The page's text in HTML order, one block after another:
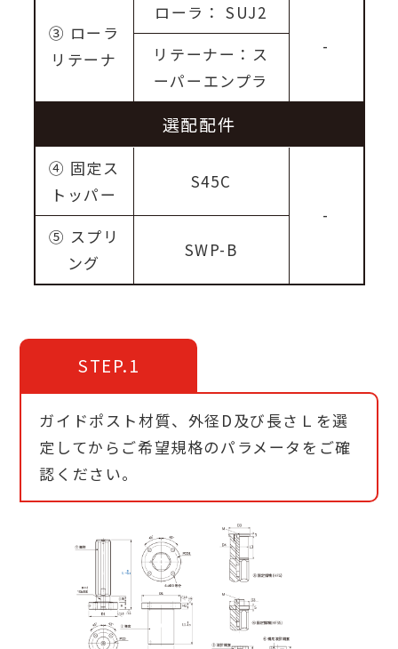
③ ローラ
リテーナ
ローラ： SUJ2
-
リテーナー：ス
ーパーエンプラ
選配配件
④ 固定ス
トッパー
S45C
-
⑤ スプリ
ング
SWP-B
STEP.1
ガイドポスト材質、外径D及び長さＬを選
定してからご希望規格のパラメータをご確
認ください。